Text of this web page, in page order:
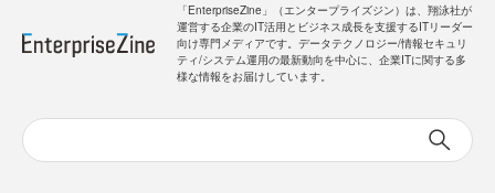
「EnterpriseZine」（エンタープライズジン）は、翔泳社が
運営する企業のIT活用とビジネス成長を支援するITリーダー
向け専門メディアです。データテクノロジー/情報セキュリ
ティ/システム運用の最新動向を中心に、企業ITに関する多
様な情報をお届けしています。